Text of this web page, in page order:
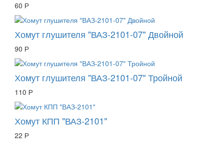
60 Р
Хомут глушителя "ВАЗ-2101-07" Двойной
90 Р
Хомут глушителя "ВАЗ-2101-07" Тройной
110 Р
Хомут КПП "ВАЗ-2101"
22 Р